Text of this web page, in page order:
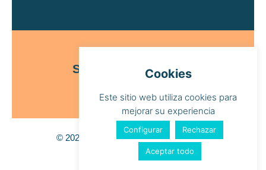
Síguenos
© 2024 Nuestra Señora de Los Ángeles
Cookies
Este sitio web utiliza cookies para
mejorar su experiencia
Configurar Rechazar
Aceptar todo